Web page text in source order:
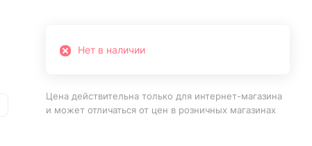
Нет в наличии
Цена действительна только для интернет-магазина
и может отличаться от цен в розничных магазинах